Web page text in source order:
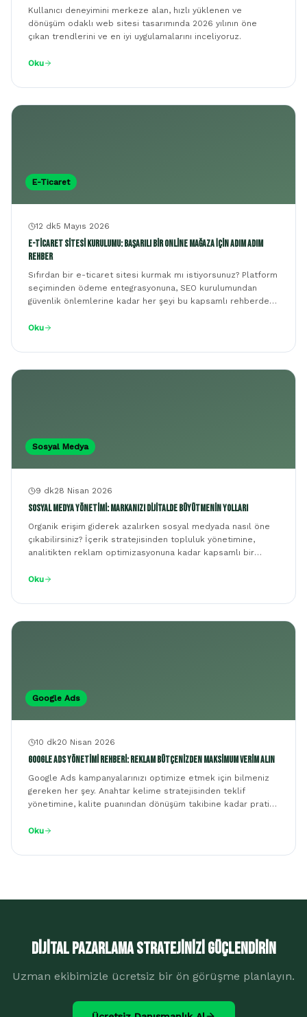
Kullanıcı deneyimini merkeze alan, hızlı yüklenen ve
dönüşüm odaklı web sitesi tasarımında 2026 yılının öne
çıkan trendlerini ve en iyi uygulamalarını inceliyoruz.
Oku
E-Ticaret
12 dk5 Mayıs 2026
E-Ticaret Sitesi Kurulumu: Başarılı Bir Online Mağaza İçin Adım Adım
Rehber
Sıfırdan bir e-ticaret sitesi kurmak mı istiyorsunuz? Platform
seçiminden ödeme entegrasyonuna, SEO kurulumundan
güvenlik önlemlerine kadar her şeyi bu kapsamlı rehberde
Oku
Sosyal Medya
9 dk28 Nisan 2026
Sosyal Medya Yönetimi: Markanızı Dijitalde Büyütmenin Yolları
Organik erişim giderek azalırken sosyal medyada nasıl öne
çıkabilirsiniz? İçerik stratejisinden topluluk yönetimine,
analitikten reklam optimizasyonuna kadar kapsamlı bir
Oku
Google Ads
10 dk20 Nisan 2026
Google Ads Yönetimi Rehberi: Reklam Bütçenizden Maksimum Verim Alın
Google Ads kampanyalarınızı optimize etmek için bilmeniz
gereken her şey. Anahtar kelime stratejisinden teklif
yönetimine, kalite puanından dönüşüm takibine kadar pratik
Oku
Dijital Pazarlama Stratejinizi Güçlendirin
Uzman ekibimizle ücretsiz bir ön görüşme planlayın.